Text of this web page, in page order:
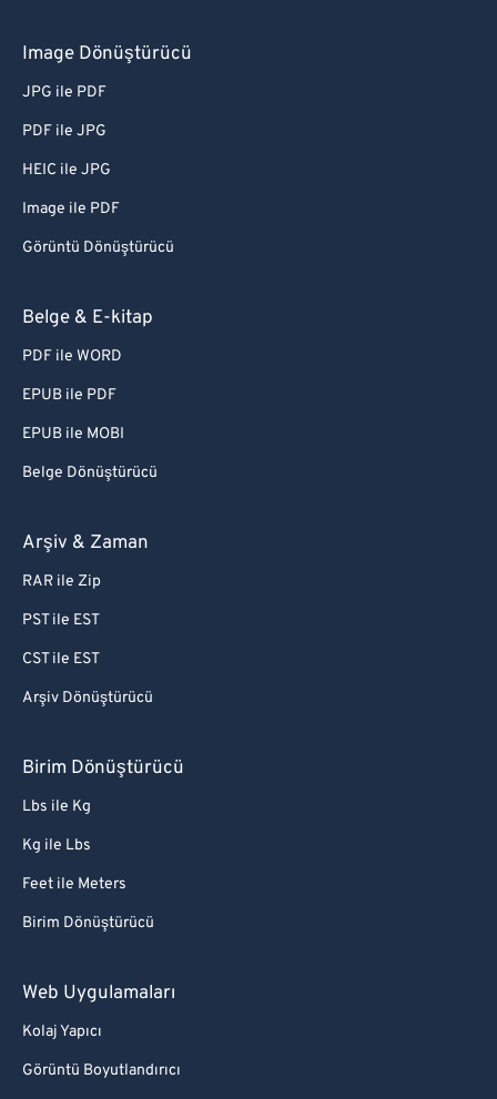
Image Dönüştürücü
JPG ile PDF
PDF ile JPG
HEIC ile JPG
Image ile PDF
Görüntü Dönüştürücü
Belge & E-kitap
PDF ile WORD
EPUB ile PDF
EPUB ile MOBI
Belge Dönüştürücü
Arşiv & Zaman
RAR ile Zip
PST ile EST
CST ile EST
Arşiv Dönüştürücü
Birim Dönüştürücü
Lbs ile Kg
Kg ile Lbs
Feet ile Meters
Birim Dönüştürücü
Web Uygulamaları
Kolaj Yapıcı
Görüntü Boyutlandırıcı